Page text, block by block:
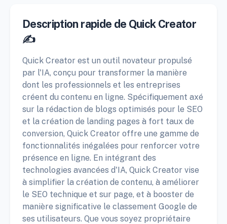
Description rapide de Quick Creator
✍️
Quick Creator est un outil novateur propulsé
par l'IA, conçu pour transformer la manière
dont les professionnels et les entreprises
créent du contenu en ligne. Spécifiquement axé
sur la rédaction de blogs optimisés pour le SEO
et la création de landing pages à fort taux de
conversion, Quick Creator offre une gamme de
fonctionnalités inégalées pour renforcer votre
présence en ligne. En intégrant des
technologies avancées d'IA, Quick Creator vise
à simplifier la création de contenu, à améliorer
le SEO technique et sur page, et à booster de
manière significative le classement Google de
ses utilisateurs. Que vous soyez propriétaire